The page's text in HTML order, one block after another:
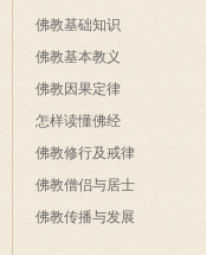
佛教基础知识
佛教基本教义
佛教因果定律
怎样读懂佛经
佛教修行及戒律
佛教僧侣与居士
佛教传播与发展